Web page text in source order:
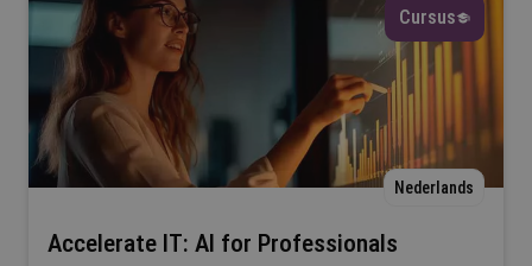
Selecteer
Mijn vooropleiding
Cursus
Nederlands
Accelerate IT: AI for Professionals